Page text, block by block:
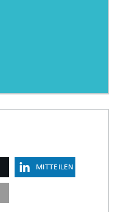
MITTEILEN